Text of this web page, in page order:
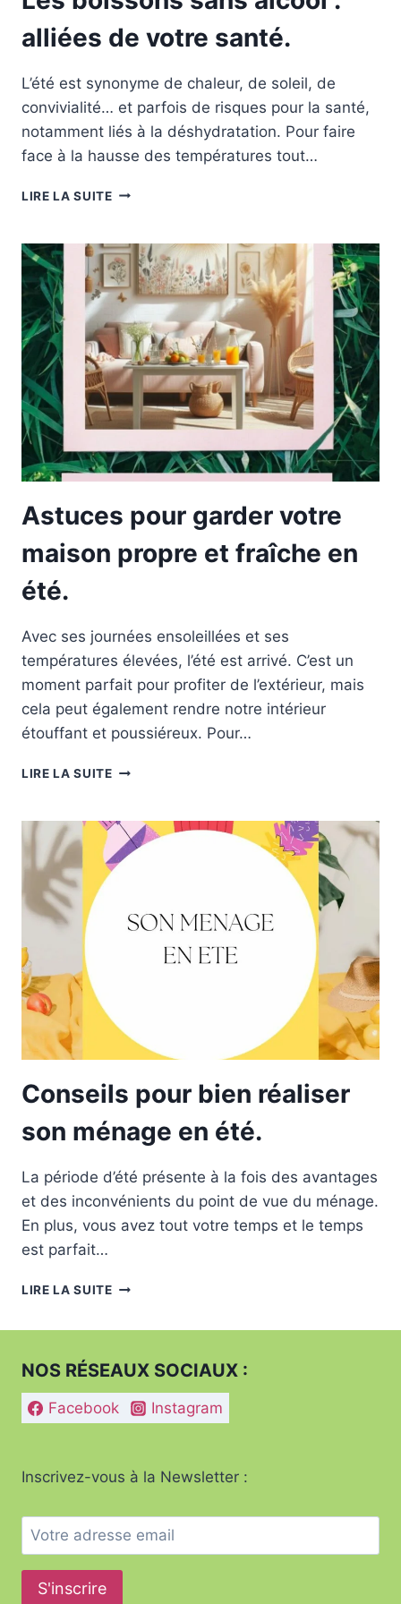
alliées de votre santé.
L’été est synonyme de chaleur, de soleil, de
convivialité… et parfois de risques pour la santé,
notamment liés à la déshydratation. Pour faire
face à la hausse des températures tout…
LIRE LA SUITELES
ALCOOL
:
ALLIÉES
DE
VOTRE
SANTÉ.
Astuces pour garder votre
maison propre et fraîche en
été.
Avec ses journées ensoleillées et ses
températures élevées, l’été est arrivé. C’est un
moment parfait pour profiter de l’extérieur, mais
cela peut également rendre notre intérieur
étouffant et poussiéreux. Pour…
LIRE LA SUITEASTUCES
VOTRE
MAISON
PROPRE
EN
Conseils pour bien réaliser
son ménage en été.
La période d’été présente à la fois des avantages
et des inconvénients du point de vue du ménage.
En plus, vous avez tout votre temps et le temps
est parfait…
LIRE LA SUITECONSEILS
SON
MÉNAGE
ÉTÉ.
NOS RÉSEAUX SOCIAUX :
Facebook Instagram
Inscrivez-vous à la Newsletter :